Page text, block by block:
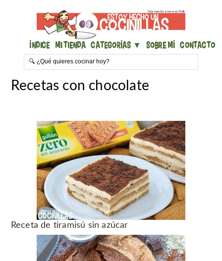
Índice Mi Tienda Categorías ▼ Sobre mí Contacto
Recetas con chocolate
Receta de tiramisú sin azúcar